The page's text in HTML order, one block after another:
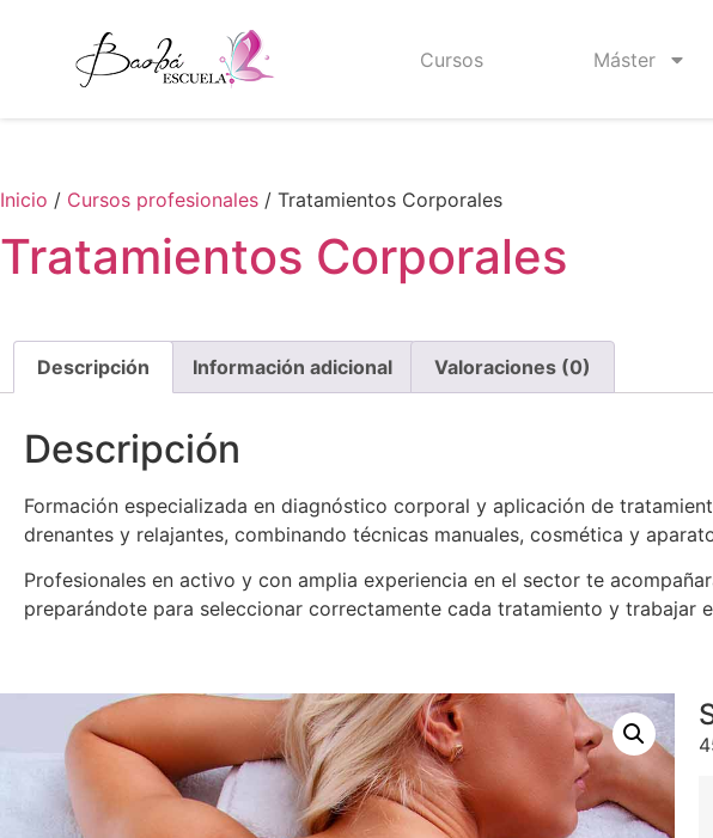
Cursos Máster
Inicio / Cursos profesionales / Tratamientos Corporales
Tratamientos Corporales
Descripción Información adicional Valoraciones (0)
Descripción
Formación especializada en diagnóstico corporal y aplicación de
drenantes y relajantes, combinando técnicas manuales, cosmética y
Profesionales en activo y con amplia experiencia en el sector te
preparándote para seleccionar correctamente cada tratamiento y trabajar